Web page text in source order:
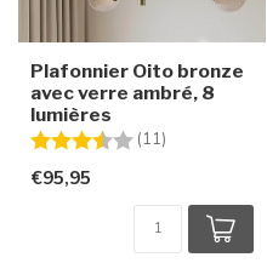
Plafonnier Oito bronze
avec verre ambré, 8
lumières
Note:
(11)
€95,95